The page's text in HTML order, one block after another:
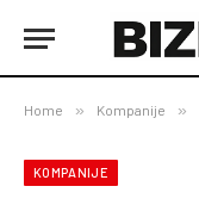
Home » Kompanije »
KOMPANIJE